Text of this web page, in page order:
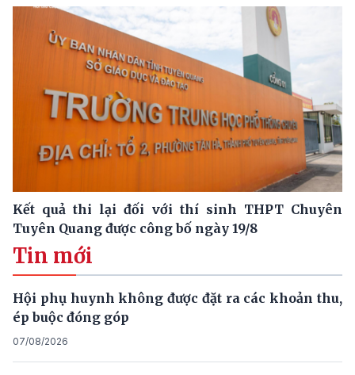
Kết quả thi lại đối với thí sinh THPT Chuyên
Tuyên Quang được công bố ngày 19/8
Tin mới
Hội phụ huynh không được đặt ra các khoản thu,
ép buộc đóng góp
07/08/2026